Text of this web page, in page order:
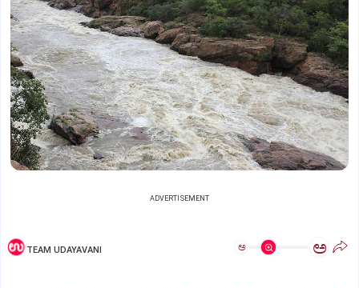
ADVERTISEMENT
TEAM UDAYAVANI ಅ ಅ